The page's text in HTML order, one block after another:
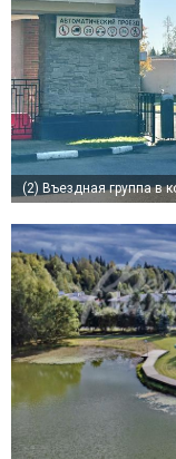
(2) Въездная группа в